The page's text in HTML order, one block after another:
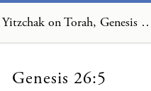
Toledot Yitzchak on
Genesis 26:5